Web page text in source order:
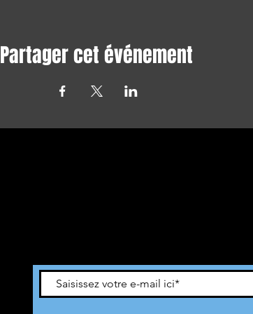
Partager cet événement